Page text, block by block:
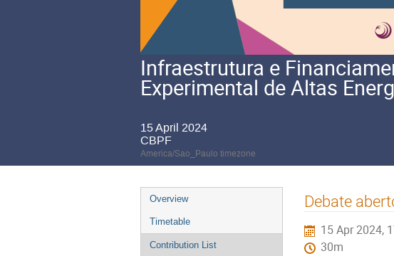
Infraestrutura e
Experimental de Altas
15 April 2024
CBPF
America/Sao_Paulo timezone
Event
menu
Overview
Timetable
Contribution List
Debate
15 Apr 2024,
30m